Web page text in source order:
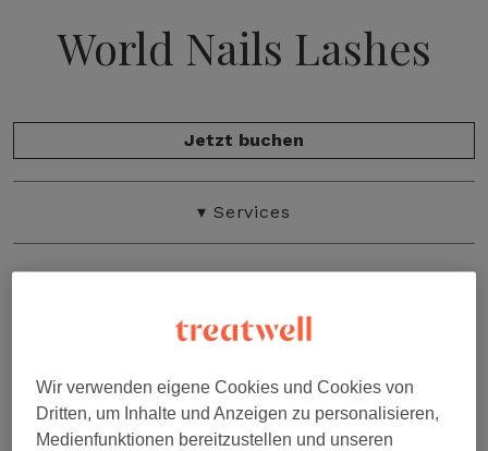
World Nails Lashes
Jetzt buchen
Salonübersicht
Preisliste
Galerie
Kontakt
▾ Services
“Super netter Kontakt und eine sehr angenehme
Kommunikation”
Wir verwenden eigene Cookies und Cookies von
Dritten, um Inhalte und Anzeigen zu personalisieren,
Medienfunktionen bereitzustellen und unseren